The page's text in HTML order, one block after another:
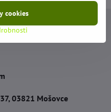
03821 Mošovce
cookies